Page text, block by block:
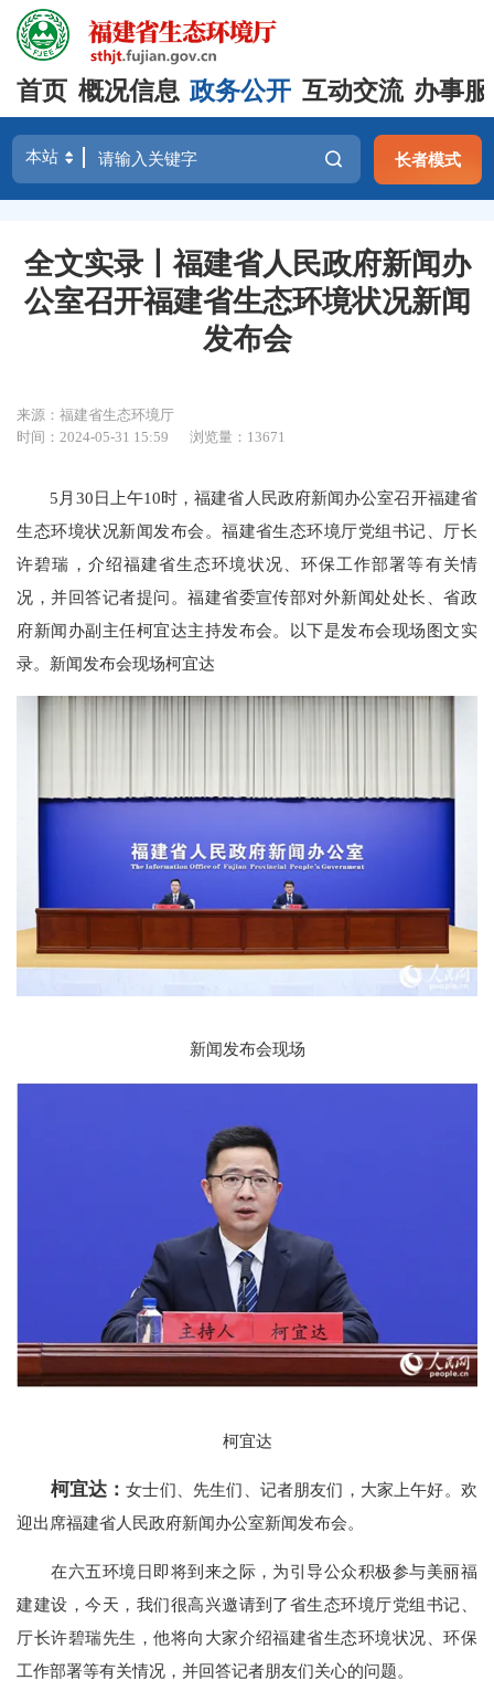
首页 概况信息 政务公开 互动交流 办事
长者模式
全文实录丨福建省人民政府新闻办
公室召开福建省生态环境状况新闻
发布会
来源：福建省生态环境厅
时间：2024-05-31 15:59
浏览量：13671
5月30日上午10时，福建省人民政府新闻办公室召开福建省
生态环境状况新闻发布会。福建省生态环境厅党组书记、厅长
许碧瑞，介绍福建省生态环境状况、环保工作部署等有关情
况，并回答记者提问。福建省委宣传部对外新闻处处长、省政
府新闻办副主任柯宜达主持发布会。
以下是发布会现场图文实
录。新闻发布会现场柯宜达
新闻发布会现场
柯宜达
柯宜达：女士们、先生们、记者朋友们，大家上午好。欢
迎出席福建省人民政府新闻办公室新闻发布会。
在六五环境日即将到来之际，为引导公众积极参与美丽福
建建设，今天，我们很高兴邀请到了省生态环境厅党组书记、
厅长许碧瑞先生，他将向大家介绍福建省生态环境状况、环保
工作部署等有关情况，并回答记者朋友们关心的问题。